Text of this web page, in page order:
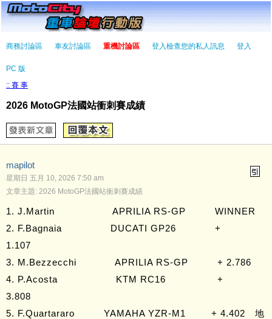
商務討論區 車友討論區 重機討論區 登入檢查您的私人訊息 登入
PC 版
:: 賽 事
2026 MotoGP法國站衝刺賽成績
mapilot
星期日 五月 10, 2026 7:50 am
文章主題: 2026 MotoGP法國站衝刺賽成績
1. J.Martin APRILIA RS-GP WINNER
2. F.Bagnaia DUCATI GP26 +
1.107
3. M.Bezzecchi APRILIA RS-GP + 2.786
4. P.Acosta KTM RC16 +
3.808
5. F.Quartararo YAMAHA YZR-M1 + 4.402 地